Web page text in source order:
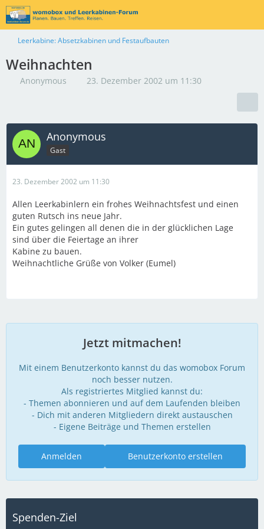
Leerkabine: Absetzkabinen und Festaufbauten
Weihnachten
Anonymous 23. Dezember 2002 um 11:30
Anonymous
Gast
23. Dezember 2002 um 11:30
Allen Leerkabinlern ein frohes Weihnachtsfest und einen
guten Rutsch ins neue Jahr.
Ein gutes gelingen all denen die in der glücklichen Lage
sind über die Feiertage an ihrer
Kabine zu bauen.
Weihnachtliche Grüße von Volker (Eumel)
Jetzt mitmachen!
Mit einem Benutzerkonto kannst du das womobox Forum
noch besser nutzen.
Als registriertes Mitglied kannst du:
- Themen abonnieren und auf dem Laufenden bleiben
- Dich mit anderen Mitgliedern direkt austauschen
- Eigene Beiträge und Themen erstellen
Benutzerkonto erstellen
Anmelden
Spenden-Ziel